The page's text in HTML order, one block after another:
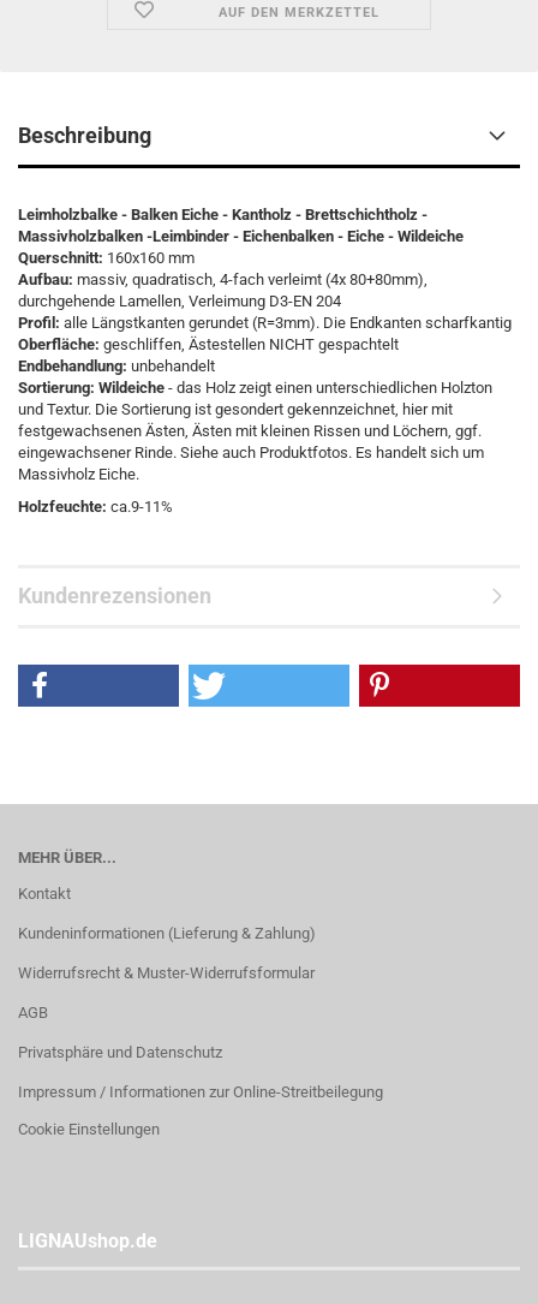
AUF DEN MERKZETTEL
Beschreibung
Leimholzbalke - Balken Eiche - Kantholz - Brettschichtholz -
Massivholzbalken -Leimbinder - Eichenbalken - Eiche - Wildeiche
Querschnitt: 160x160 mm
Aufbau: massiv, quadratisch, 4-fach verleimt (4x 80+80mm),
durchgehende Lamellen, Verleimung D3-EN 204
Profil: alle Längstkanten gerundet (R=3mm). Die Endkanten scharfkantig
Oberfläche: geschliffen, Ästestellen NICHT gespachtelt
Endbehandlung: unbehandelt
Sortierung: Wildeiche - das Holz zeigt einen unterschiedlichen Holzton
und Textur. Die Sortierung ist gesondert gekennzeichnet, hier mit
festgewachsenen Ästen, Ästen mit kleinen Rissen und Löchern, ggf.
eingewachsener Rinde. Siehe auch Produktfotos. Es handelt sich um
Massivholz Eiche.
Holzfeuchte: ca.9-11%
Kundenrezensionen
MEHR ÜBER...
Kontakt
Kundeninformationen (Lieferung & Zahlung)
Widerrufsrecht & Muster-Widerrufsformular
AGB
Privatsphäre und Datenschutz
Impressum / Informationen zur Online-Streitbeilegung
Cookie Einstellungen
LIGNAUshop.de